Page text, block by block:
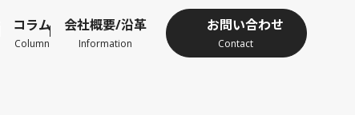
コラム
Column
会社概要/沿革
Information
お問い合わせ
Contact